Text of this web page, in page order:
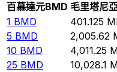
百慕達元BMD 毛里塔尼
1 BMD 401.125
5 BMD 2,005.62
10 BMD 4,011.25
25 BMD 10,028.1